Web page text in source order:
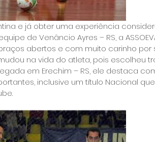
e já obter uma experiência
de Venâncio Ayres – RS, a
abertos e com muito carinho por
na vida do atleta, pois escolheu
em Erechim – RS, ele destaca
inclusive um título Nacional